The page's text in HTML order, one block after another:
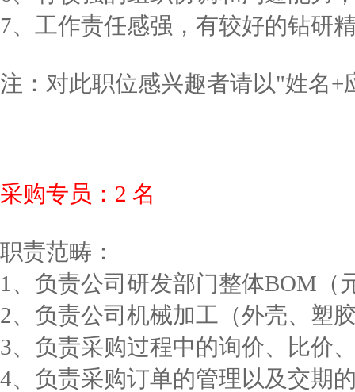
7、工作责任感强，有较好的钻研
注：对此职位感兴趣者请以"姓名+
采购专员：2 名
职责范畴：
1、负责公司研发部门整体BOM（
2、负责公司机械加工（外壳、塑
3、负责采购过程中的询价、比价
4、负责采购订单的管理以及交期